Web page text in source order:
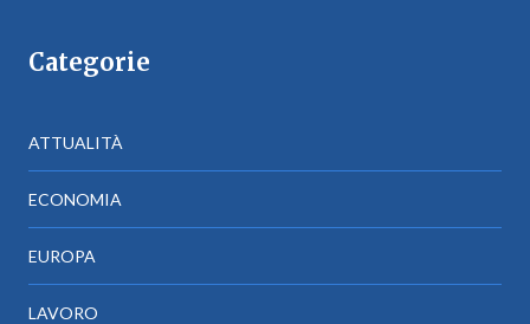
Categorie
ATTUALITÀ
ECONOMIA
EUROPA
LAVORO